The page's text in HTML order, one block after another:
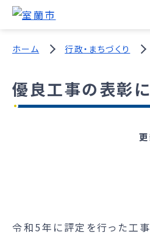
ホーム 行政・まちづくり
優良工事の表彰
令和5年に評定を行った工